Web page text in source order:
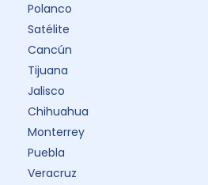
Polanco
Satélite
Cancún
Tijuana
Jalisco
Chihuahua
Monterrey
Puebla
Veracruz